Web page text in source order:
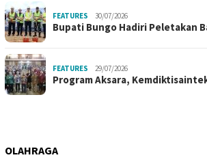
FEATURES 30/07/2026
Bupati Bungo Hadiri Peletakan
FEATURES 29/07/2026
Program Aksara,
OLAHRAGA